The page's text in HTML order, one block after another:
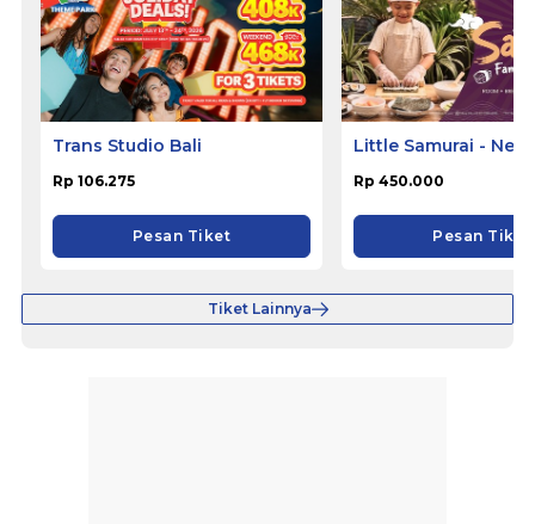
Trans Studio Bali
Rp 106.275
Pesan Tiket
Little Samurai -
Rp 450.000
Pesan Tiket
Tiket Lainnya